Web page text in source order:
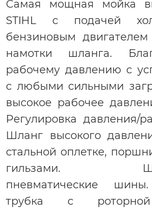
Самая мощная мойка
STIHL с подачей
бензиновым
намотки шланга.
рабочему давлению с
с любыми сильными
высокое рабочее
Регулировка давления/
Шланг высокого
стальной оплетке,
гильзами.
пневматические
трубка с